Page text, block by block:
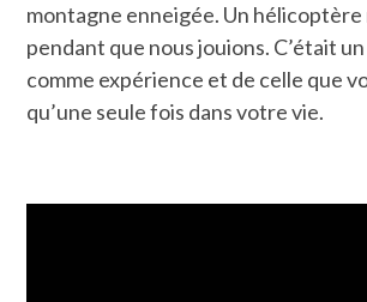
montagne enneigée. Un
pendant que nous jouions. C’était
comme expérience et de celle que
qu’une seule fois dans votre vie.